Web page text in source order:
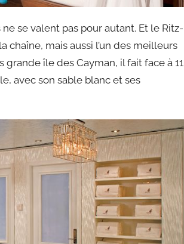
se valent pas pour autant. Et le Ritz-
chaîne, mais aussi l’un des meilleurs
île des Cayman, il fait face à 11
avec son sable blanc et ses